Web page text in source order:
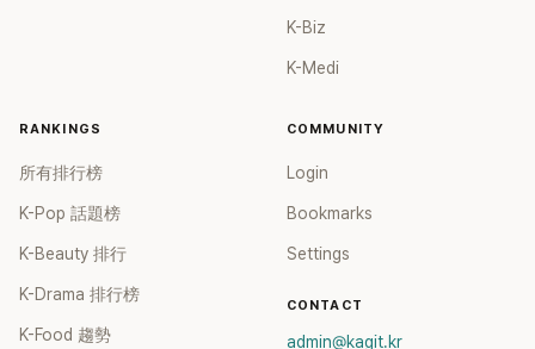
K-Biz
K-Medi
RANKINGS
所有排行榜
K-Pop 話題榜
K-Beauty 排行
K-Drama 排行榜
K-Food 趨勢
COMMUNITY
Login
Bookmarks
Settings
CONTACT
admin@kagit.kr